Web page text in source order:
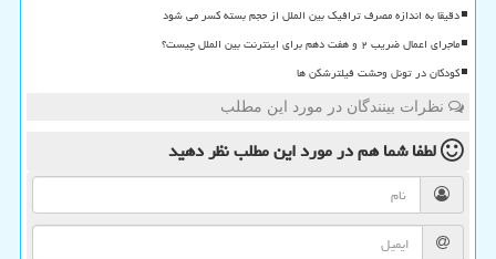
دقیقا به اندازه مصرف ترافیک بین الملل از حجم بسته کسر می شود
ماجرای اعمال ضریب ۲ و هفت دهم برای اینترنت بین الملل چیست؟
کودکان در تونل وحشت فیلترشکن ها
نظرات بینندگان در مورد این مطلب
لطفا شما همدر مورد این مطلبنظر دهید